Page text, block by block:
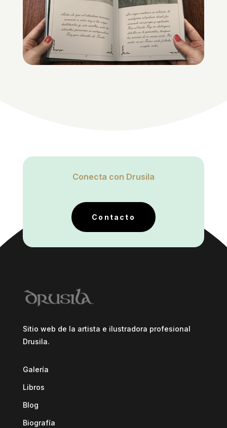
Conecta con Drusila
Contacto
Sitio web de la artista e ilustradora profesional
Drusila.
Galería
Libros
Blog
Biografía